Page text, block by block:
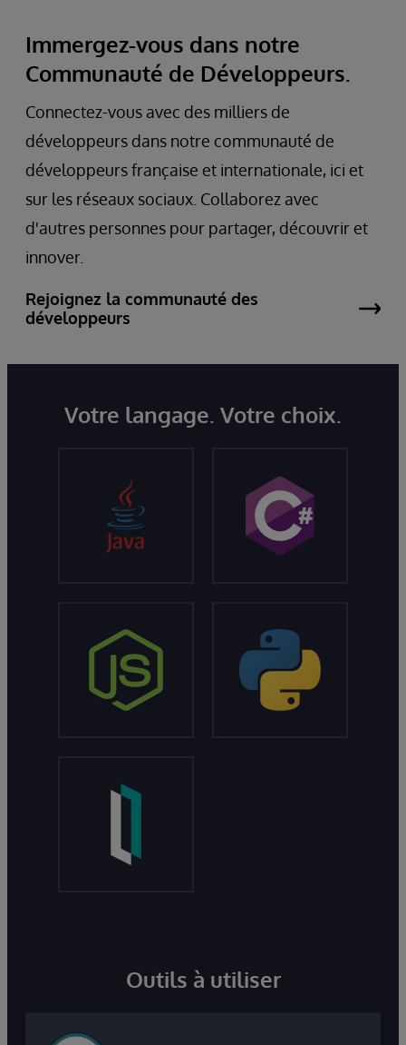
Immergez-vous dans notre
Communauté de Développeurs.
Connectez-vous avec des milliers de
développeurs dans notre communauté de
développeurs française et internationale, ici et
sur les réseaux sociaux. Collaborez avec
d'autres personnes pour partager, découvrir et
innover.
Rejoignez la communauté des
développeurs
Votre langage. Votre choix.
Outils à utiliser